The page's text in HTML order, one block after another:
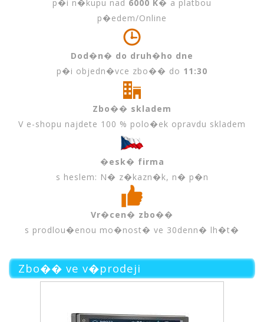
p�i n�kupu nad 6000 K� a platbou
p�edem/Online
Dod�n� do druh�ho dne
p�i objedn�vce zbo�� do 11:30
Zbo�� skladem
V e-shopu najdete 100 % polo�ek opravdu skladem
�esk� firma
s heslem: N� z�kazn�k, n� p�n
Vr�cen� zbo��
s prodlou�enou mo�nost� ve 30denn� lh�t�
Zbo�� ve v�prodeji